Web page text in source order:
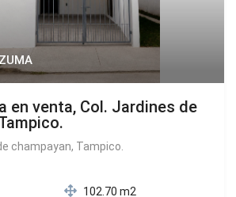
en venta, Col. Jardines de
champayan, Tampico.
102.70 m2